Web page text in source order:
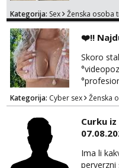
Kategorija: Sex Ženska osoba
❤️‼️
Skoro
javite,
mene
ne radim.
porukom
Kategorija: Cyber sex Ženska
Curku
Ima li
perverzni